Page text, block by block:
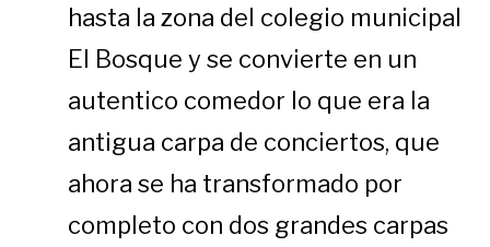
hasta la zona del colegio municipal
El Bosque y se convierte en un
autentico comedor lo que era la
antigua carpa de conciertos, que
ahora se ha transformado por
completo con dos grandes carpas